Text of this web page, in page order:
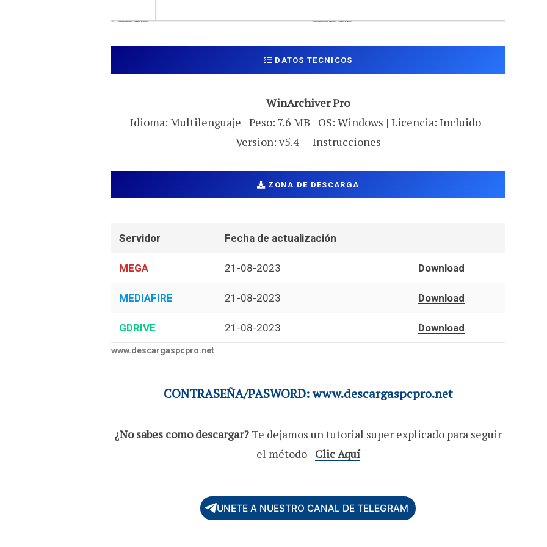
DATOS TECNICOS
WinArchiver Pro
Idioma: Multilenguaje | Peso: 7.6 MB | OS: Windows | Licencia: Incluido |
Version: v5.4 | +Instrucciones
ZONA DE DESCARGA
Servidor Fecha de actualización
MEGA 21-08-2023 Download
MEDIAFIRE 21-08-2023 Download
GDRIVE 21-08-2023 Download
www.descargaspcpro.net
CONTRASEÑA/PASWORD: www.descargaspcpro.net
¿No sabes como descargar?Te dejamos un tutorial super explicado para seguir
el método | Clic Aquí
UNETE A NUESTRO CANAL DE TELEGRAM